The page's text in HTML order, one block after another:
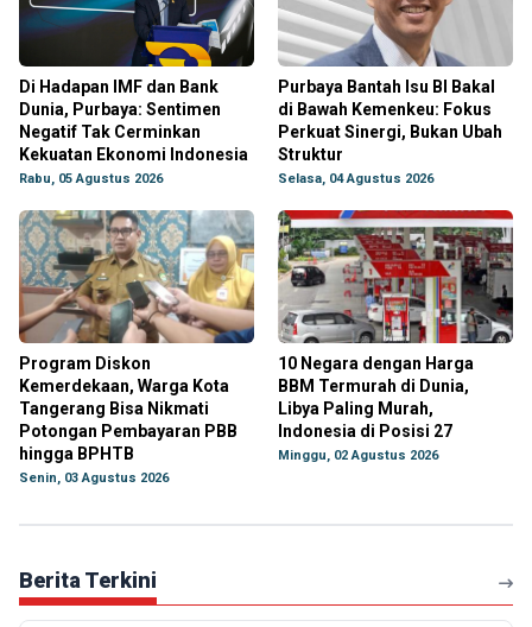
Di Hadapan IMF dan Bank
Dunia, Purbaya: Sentimen
Negatif Tak Cerminkan
Kekuatan Ekonomi Indonesia
Rabu, 05 Agustus 2026
Purbaya Bantah Isu BI Bakal
di Bawah Kemenkeu: Fokus
Perkuat Sinergi, Bukan Ubah
Struktur
Selasa, 04 Agustus 2026
Program Diskon
Kemerdekaan, Warga Kota
Tangerang Bisa Nikmati
Potongan Pembayaran PBB
hingga BPHTB
Senin, 03 Agustus 2026
10 Negara dengan Harga
BBM Termurah di Dunia,
Libya Paling Murah,
Indonesia di Posisi 27
Minggu, 02 Agustus 2026
Berita Terkini